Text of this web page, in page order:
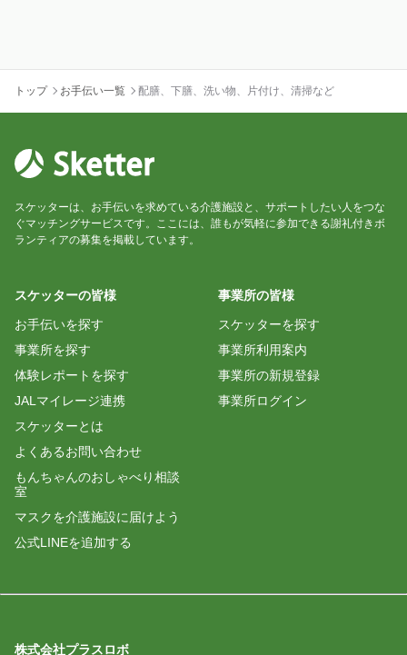
トップ お手伝い一覧 配膳、下膳、洗い物、片付け、清掃など
スケッターは、お手伝いを求めている介護施設と、サポートしたい人をつな
ぐマッチングサービスです。ここには、誰もが気軽に参加できる謝礼付きボ
ランティアの募集を掲載しています。
スケッターの皆様
お手伝いを探す
事業所を探す
体験レポートを探す
JALマイレージ連携
スケッターとは
よくあるお問い合わせ
もんちゃんのおしゃべり相談
室
マスクを介護施設に届けよう
公式LINEを追加する
事業所の皆様
スケッターを探す
事業所利用案内
事業所の新規登録
事業所ログイン
株式会社プラスロボ